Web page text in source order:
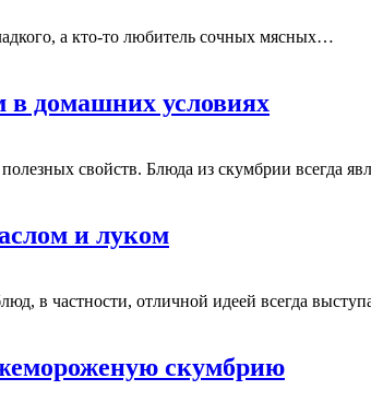
а кто-то любитель сочных мясных…
домашних условиях
свойств. Блюда из скумбрии всегда
и луком
в частности, отличной идеей всегда
скумбрию